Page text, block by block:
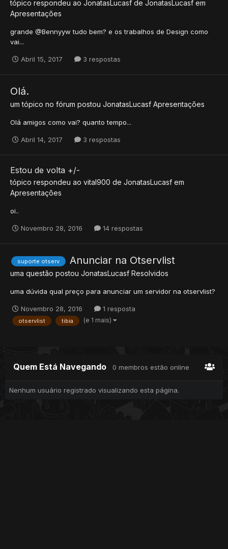
tópico respondeu ao JonatasLucasf de JonatasLucasf em
Apresentações
grande @Bennyyw tudo bem? e os trabalhos de Design como
vai...
Abril 15, 2017 3 respostas
Olá.
um tópico no fórum postou JonatasLucasf Apresentações
Olá amigos como vai? quanto tempo...
Abril 14, 2017 3 respostas
Estou de volta +/-
tópico respondeu ao vital900 de JonatasLucasf em
Apresentações
oi..
Novembro 28, 2016 14 respostas
suporte otserv Anunciar na Otservlist
uma questão postou JonatasLucasf Resolvidos
uma dúvida qual preço para anunciar um servidor na otservlist?
Novembro 28, 2016 1 resposta
otservlist tibia (e 1 mais)
Quem Está Navegando 0 membros estão online
Nenhum usuário registrado visualizando esta página.